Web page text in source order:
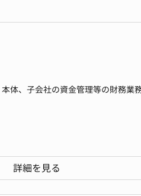
体、子会社の資金管理等の財務業
た、スキルの面においても財務業務
後のPMIなど幅広いスキルアップに
詳細を見る